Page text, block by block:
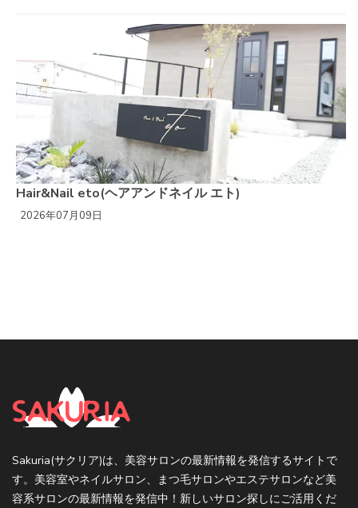
Hair&Nail eto(ヘアアンドネイル エト)
2026年07月09日
Sakuria(サクリア)は、美容サロンの最新情報を発信するサイトで
す。美容室やネイルサロン、まつ毛サロンやエステサロンなど美
容系サロンの最新情報を発信中！新しいサロン探しにご活用くだ